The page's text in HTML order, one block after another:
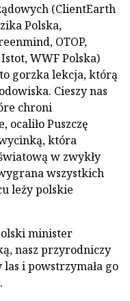
(ClientEarth
Polska,
OTOP,
WWF Polska)
gorzka lekcja, którą
Cieszy nas
chroni
ocaliło Puszczę
która
w zwykły
wszystkich
leży polskie
minister
nasz przyrodniczy
i powstrzymała go